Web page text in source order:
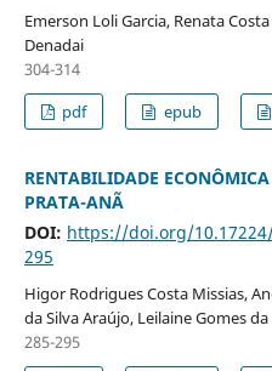
Emerson Loli Garcia, Renata
Denadai
304-314
pdf
epub
RENTABILIDADE
PRATA-ANÃ
DOI: https://doi.org/
295
Higor Rodrigues Costa Missias,
da Silva Araújo, Leilaine Gomes
285-295